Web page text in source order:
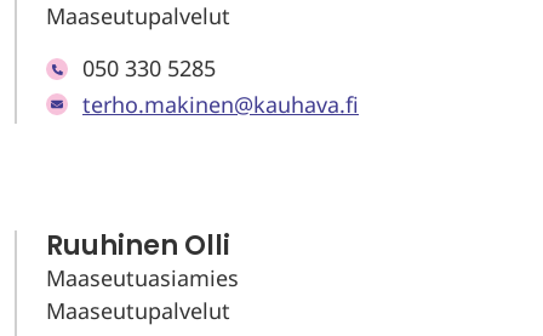
Maaseutupalvelut
050 330 5285
terho.makinen@kauhava.fi
Ruuhinen Olli
Maaseutuasiamies
Maaseutupalvelut